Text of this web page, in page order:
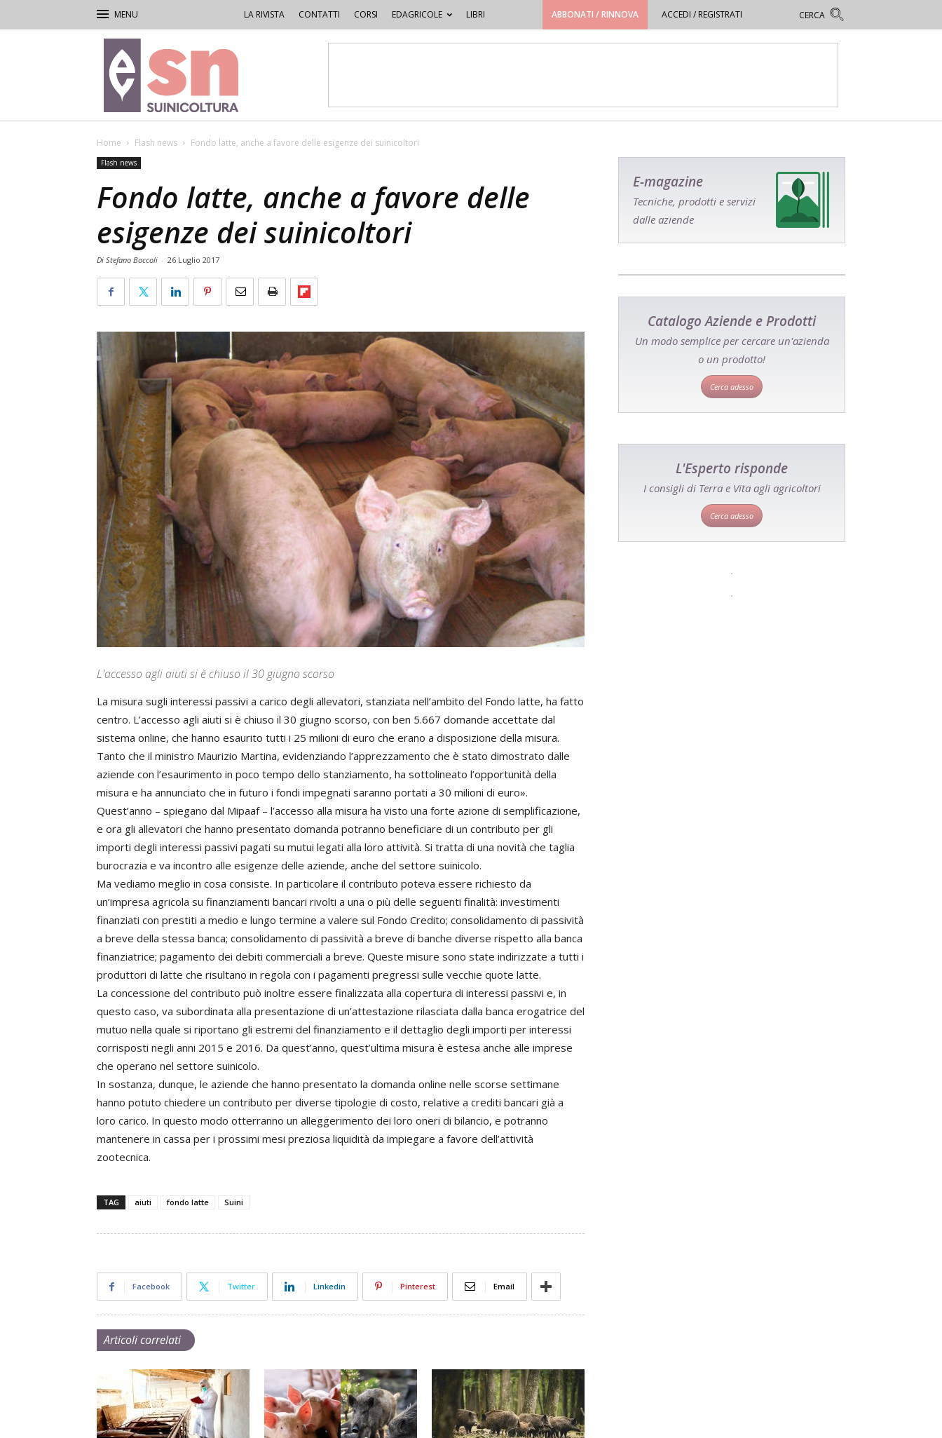
LA RIVISTA CONTATTI CORSI EDAGRICOLE LIBRI ABBONATI / RINNOVA ACCEDI / REGISTRATI
Rivista
di
Suinicoltura
Home Flash news Fondo latte, anche a favore delle esigenze dei suinicoltori
Flash news
Fondo latte, anche a favore delle
esigenze dei suinicoltori
Di Stefano Boccoli - 26 Luglio 2017
L'accesso agli aiuti si è chiuso il 30 giugno scorso
La misura sugli interessi passivi a carico degli allevatori, stanziata nell’ambito del Fondo latte, ha fatto
centro. L’accesso agli aiuti si è chiuso il 30 giugno scorso, con ben 5.667 domande accettate dal
sistema online, che hanno esaurito tutti i 25 milioni di euro che erano a disposizione della misura.
Tanto che il ministro Maurizio Martina, evidenziando l’apprezzamento che è stato dimostrato dalle
aziende con l’esaurimento in poco tempo dello stanziamento, ha sottolineato l’opportunità della
misura e ha annunciato che in futuro i fondi impegnati saranno portati a 30 milioni di euro».
Quest’anno – spiegano dal Mipaaf – l’accesso alla misura ha visto una forte azione di semplificazione,
e ora gli allevatori che hanno presentato domanda potranno beneficiare di un contributo per gli
importi degli interessi passivi pagati su mutui legati alla loro attività. Si tratta di una novità che taglia
burocrazia e va incontro alle esigenze delle aziende, anche del settore suinicolo.
Ma vediamo meglio in cosa consiste. In particolare il contributo poteva essere richiesto da
un’impresa agricola su finanziamenti bancari rivolti a una o più delle seguenti finalità: investimenti
finanziati con prestiti a medio e lungo termine a valere sul Fondo Credito; consolidamento di passività
a breve della stessa banca; consolidamento di passività a breve di banche diverse rispetto alla banca
finanziatrice; pagamento dei debiti commerciali a breve. Queste misure sono state indirizzate a tutti i
produttori di latte che risultano in regola con i pagamenti pregressi sulle vecchie quote latte.
La concessione del contributo può inoltre essere finalizzata alla copertura di interessi passivi e, in
questo caso, va subordinata alla presentazione di un’attestazione rilasciata dalla banca erogatrice del
mutuo nella quale si riportano gli estremi del finanziamento e il dettaglio degli importi per interessi
corrisposti negli anni 2015 e 2016. Da quest’anno, quest’ultima misura è estesa anche alle imprese
che operano nel settore suinicolo.
In sostanza, dunque, le aziende che hanno presentato la domanda online nelle scorse settimane
hanno potuto chiedere un contributo per diverse tipologie di costo, relative a crediti bancari già a
loro carico. In questo modo otterranno un alleggerimento dei loro oneri di bilancio, e potranno
mantenere in cassa per i prossimi mesi preziosa liquidità da impiegare a favore dell’attività
zootecnica.
TAG aiuti fondo latte Suini
Facebook Twitter Linkedin Pinterest Email
Articoli correlati
E-magazine
Tecniche, prodotti e servizi
dalle aziende
Catalogo Aziende e Prodotti
Un modo semplice per cercare un'azienda
o un prodotto!
Cerca adesso
L'Esperto risponde
I consigli di Terra e Vita agli agricoltori
Cerca adesso